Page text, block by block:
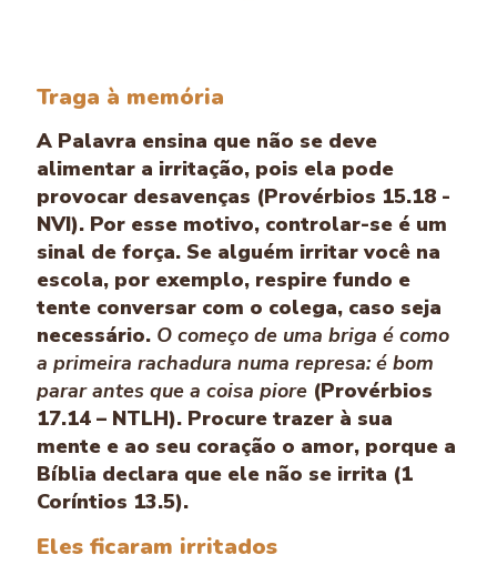
Traga à memória
A Palavra ensina que não se deve
alimentar a irritação, pois ela pode
provocar desavenças (Provérbios 15.18 -
NVI). Por esse motivo, controlar-se é um
sinal de força. Se alguém irritar você na
escola, por exemplo, respire fundo e
tente conversar com o colega, caso seja
necessário. O começo de uma briga é como
a primeira rachadura numa represa: é bom
parar antes que a coisa piore (Provérbios
17.14 – NTLH). Procure trazer à sua
mente e ao seu coração o amor, porque a
Bíblia declara que ele não se irrita (1
Coríntios 13.5).
Eles ficaram irritados